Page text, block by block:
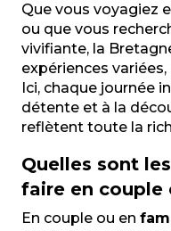
Que vous voyagiez
ou que vous
vivifiante, la
expériences
Ici, chaque journée
détente et à la
reflètent toute la
Quelles sont
faire en couple
En couple ou en